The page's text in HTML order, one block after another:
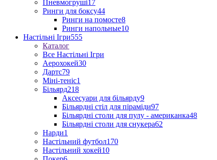
Пневмогруші17
Ринги для боксу44
Ринги на помосте8
Ринги напольные10
Настільні Ігри555
Каталог
Все Настільні Ігри
Аерохокей30
Дартс79
Міні-теніс1
Більярд218
Аксесуари для більярду9
Більярдні стіл для піраміди97
Більярдні столи для пулу - американка48
Більярдні столи для снукера62
Нарди1
Настільний футбол170
Настільний хокей10